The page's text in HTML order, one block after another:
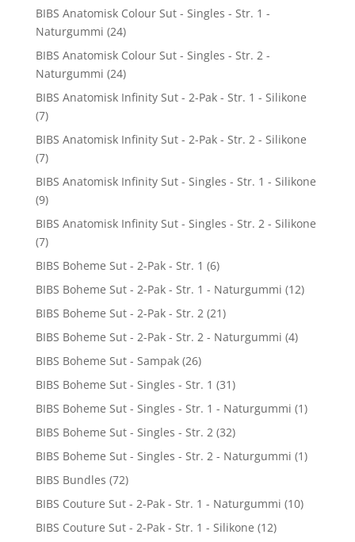
BIBS Anatomisk Colour Sut - Singles - Str. 1 -
Naturgummi (24)
BIBS Anatomisk Colour Sut - Singles - Str. 2 -
Naturgummi (24)
BIBS Anatomisk Infinity Sut - 2-Pak - Str. 1 - Silikone
(7)
BIBS Anatomisk Infinity Sut - 2-Pak - Str. 2 - Silikone
(7)
BIBS Anatomisk Infinity Sut - Singles - Str. 1 - Silikone
(9)
BIBS Anatomisk Infinity Sut - Singles - Str. 2 - Silikone
(7)
BIBS Boheme Sut - 2-Pak - Str. 1 (6)
BIBS Boheme Sut - 2-Pak - Str. 1 - Naturgummi (12)
BIBS Boheme Sut - 2-Pak - Str. 2 (21)
BIBS Boheme Sut - 2-Pak - Str. 2 - Naturgummi (4)
BIBS Boheme Sut - Sampak (26)
BIBS Boheme Sut - Singles - Str. 1 (31)
BIBS Boheme Sut - Singles - Str. 1 - Naturgummi (1)
BIBS Boheme Sut - Singles - Str. 2 (32)
BIBS Boheme Sut - Singles - Str. 2 - Naturgummi (1)
BIBS Bundles (72)
BIBS Couture Sut - 2-Pak - Str. 1 - Naturgummi (10)
BIBS Couture Sut - 2-Pak - Str. 1 - Silikone (12)